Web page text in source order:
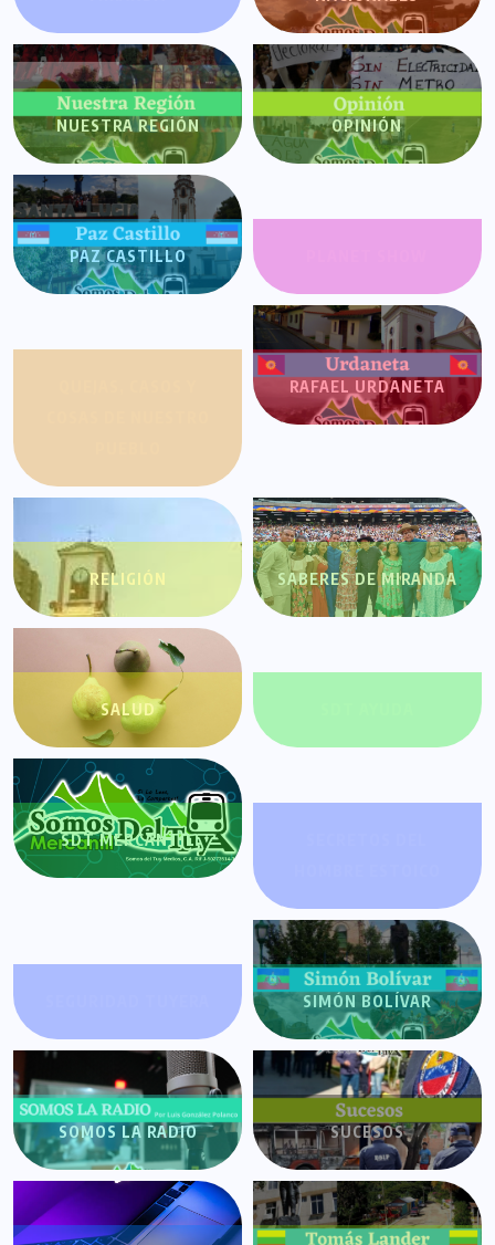
NUESTRA REGIÓN OPINIÓN
PAZ CASTILLO
RAFAEL URDANETA
RELIGIÓN SABERES DE MIRANDA
SALUD
SDT MERCANTIL
SIMÓN BOLÍVAR
SOMOS LA RADIO SUCESOS